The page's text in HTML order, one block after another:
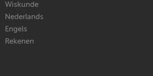
Wiskunde
Nederlands
Engels
Rekenen